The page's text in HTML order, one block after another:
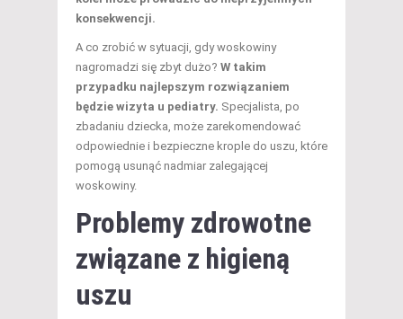
konsekwencji.
A co zrobić w sytuacji, gdy woskowiny
nagromadzi się zbyt dużo? W takim
przypadku najlepszym rozwiązaniem
będzie wizyta u pediatry. Specjalista, po
zbadaniu dziecka, może zarekomendować
odpowiednie i bezpieczne krople do uszu, które
pomogą usunąć nadmiar zalegającej
woskowiny.
Problemy zdrowotne
związane z higieną
uszu